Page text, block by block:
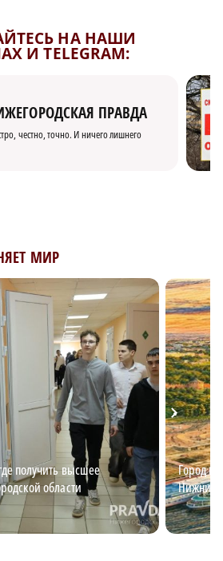
НА НАШИ
И TELEGRAM:
ПРАВДА
честно, точно. И ничего лишнего
МИР
получить высшее
области
Город
Нижний?